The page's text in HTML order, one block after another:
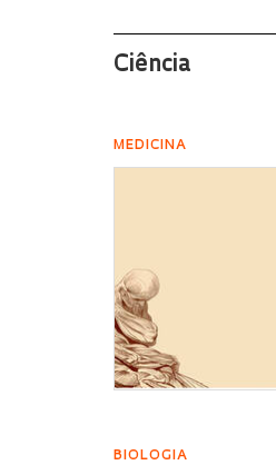
Ciência
MEDICINA
BIOLOGIA